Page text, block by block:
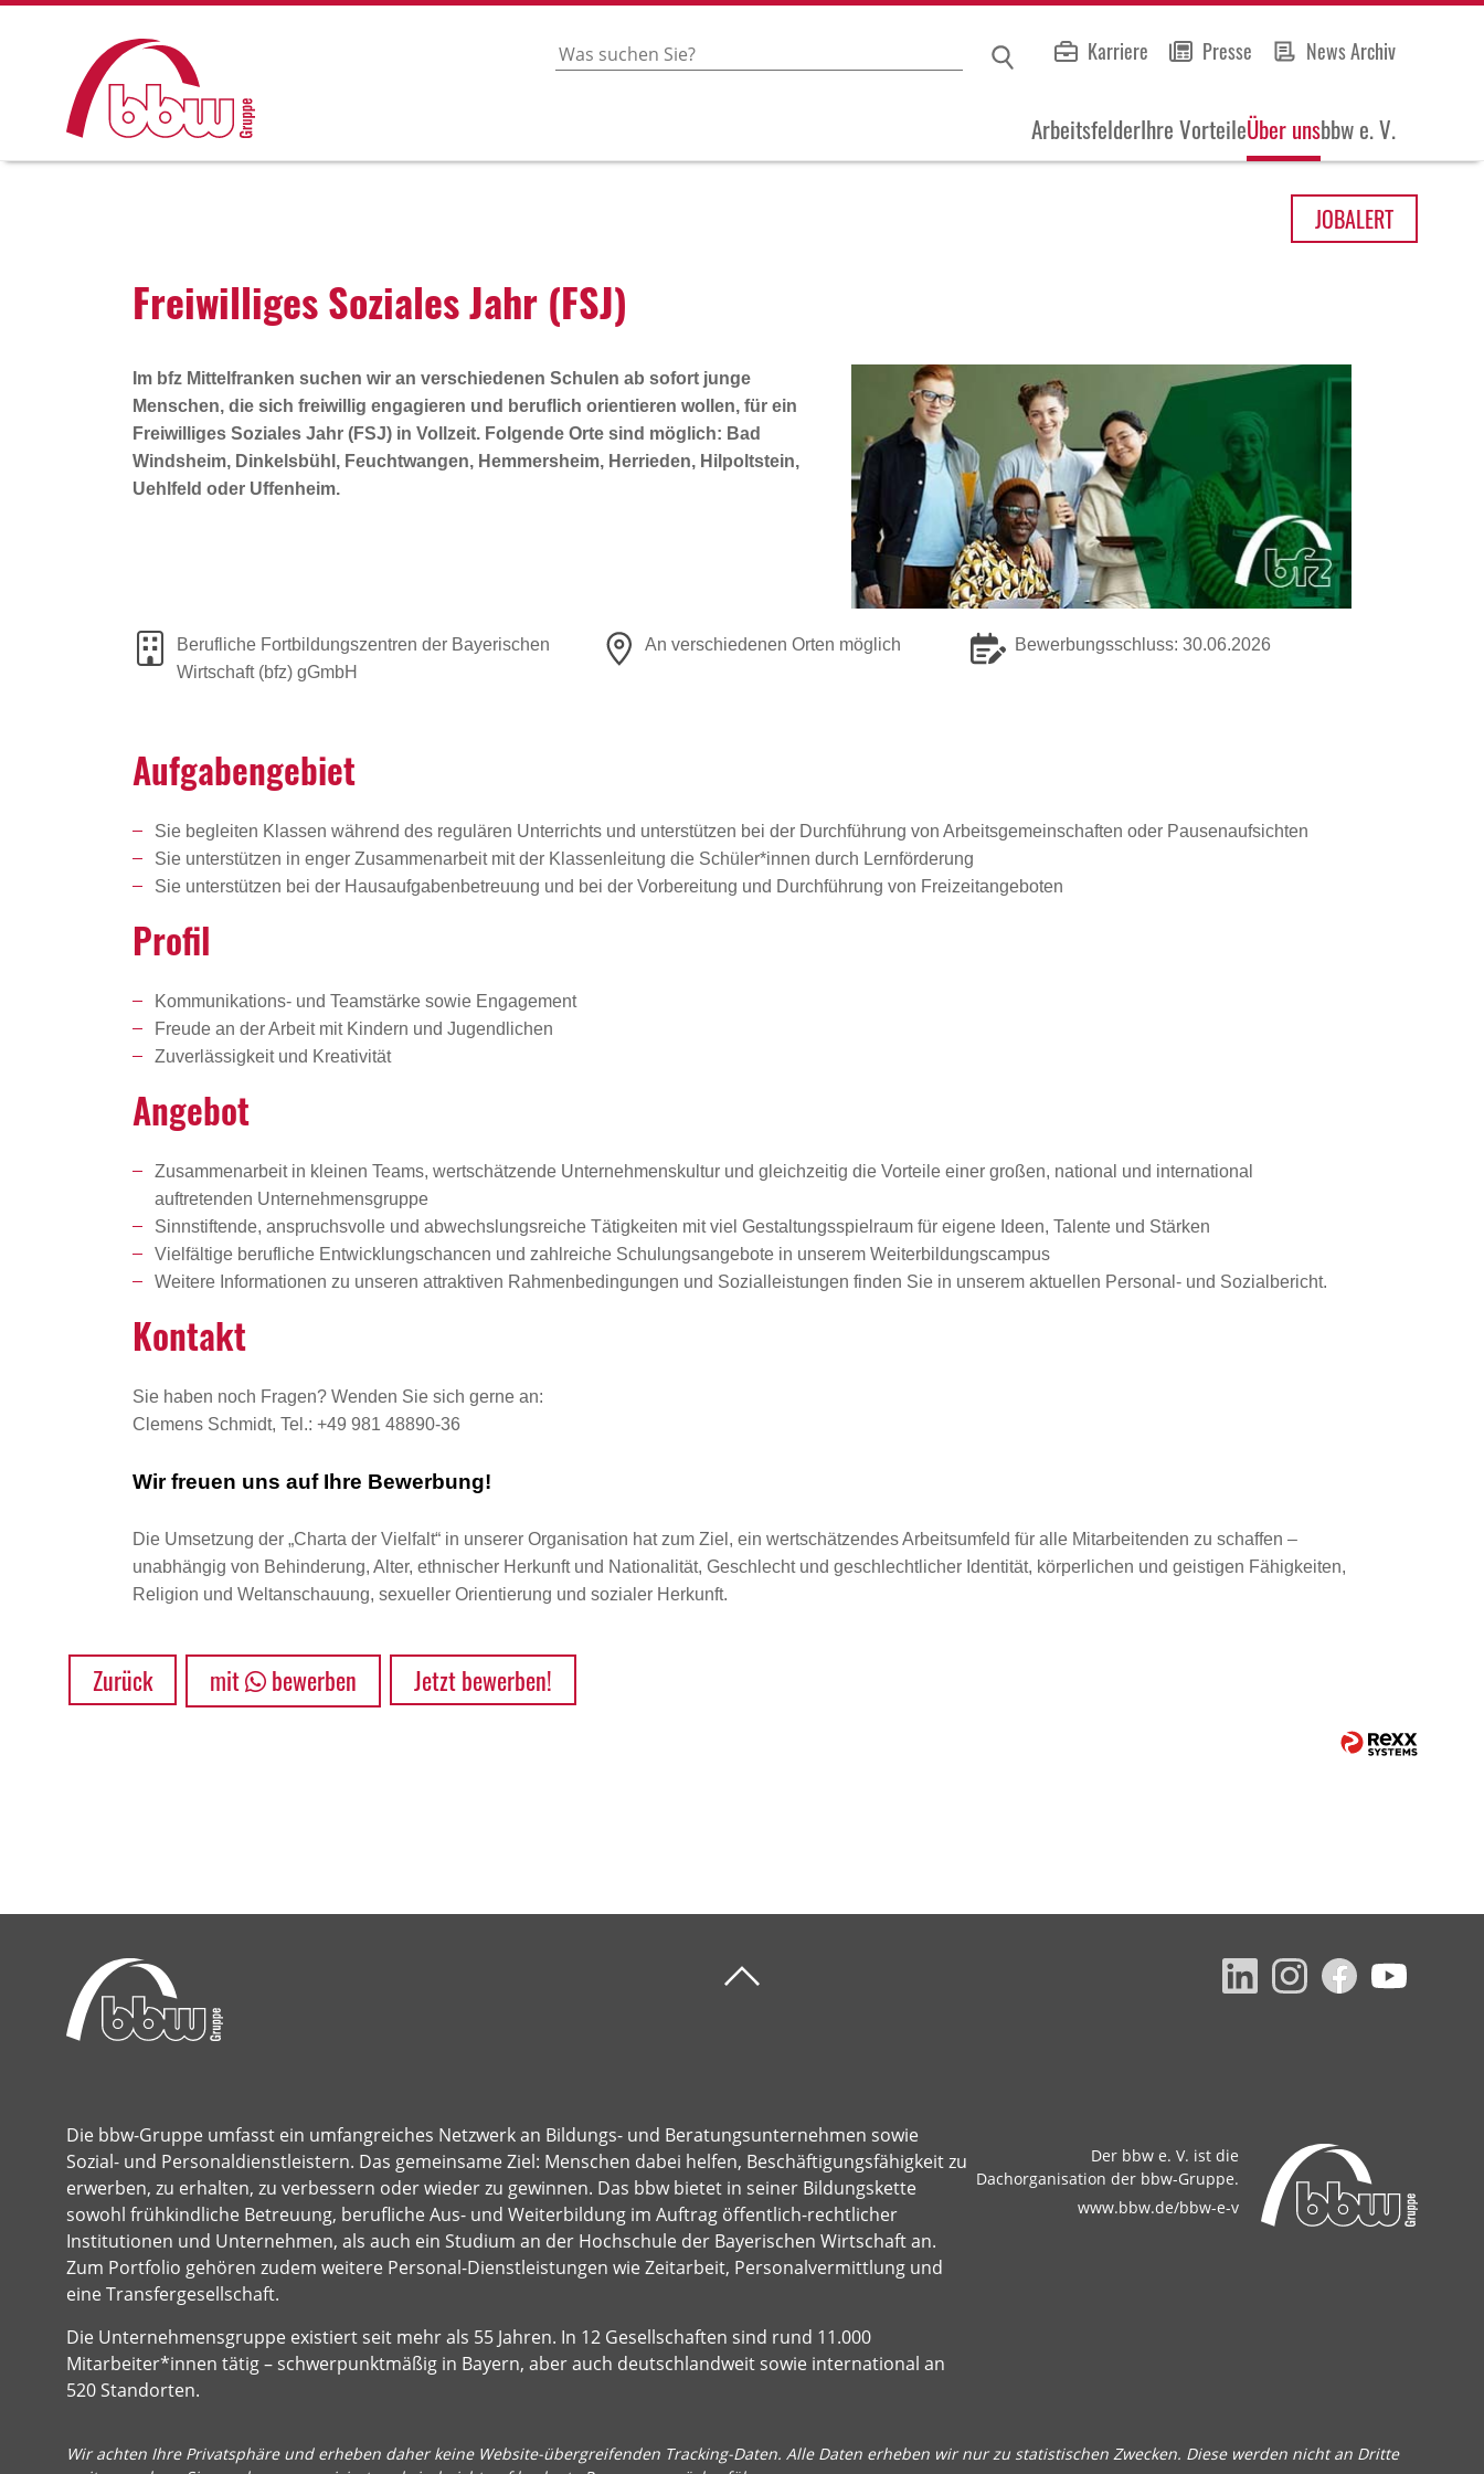
Karriere Presse News Archiv
ArbeitsfelderIhre VorteileÜber unsbbw e. V.
JOBALERT
Frei­wil­liges Sozi­ales Jahr (FSJ)
Im bfz Mittelfranken suchen wir an verschiedenen Schulen ab sofort junge
Menschen, die sich freiwillig engagieren und beruflich orientieren wollen, für ein
Freiwilliges Soziales Jahr (FSJ) in Vollzeit. Folgende Orte sind möglich: Bad
Windsheim, Dinkelsbühl, Feuchtwangen, Hemmersheim, Herrieden, Hilpoltstein,
Uehlfeld oder Uffenheim.
Berufliche Fortbildungszentren der Bayerischen
Wirtschaft (bfz) gGmbH
An verschiedenen Orten möglich Bewerbungsschluss: 30.06.2026
Aufga­ben­ge­biet
Sie begleiten Klassen während des regulären Unterrichts und unterstützen bei der Durchführung von Arbeitsgemeinschaften oder Pausenaufsichten
Sie unterstützen in enger Zusammenarbeit mit der Klassenleitung die Schüler*innen durch Lernförderung
Sie unterstützen bei der Hausaufgabenbetreuung und bei der Vorbereitung und Durchführung von Freizeitangeboten
Profil
Kommunikations- und Teamstärke sowie Engagement
Freude an der Arbeit mit Kindern und Jugendlichen
Zuverlässigkeit und Kreativität
Angebot
Zusammenarbeit in kleinen Teams, wertschätzende Unternehmenskultur und gleichzeitig die Vorteile einer großen, national und international
auftretenden Unternehmensgruppe
Sinnstiftende, anspruchsvolle und abwechslungsreiche Tätigkeiten mit viel Gestaltungsspielraum für eigene Ideen, Talente und Stärken
Vielfältige berufliche Entwicklungschancen und zahlreiche Schulungsangebote in unserem Weiterbildungscampus
Weitere Informationen zu unseren attraktiven Rahmenbedingungen und Sozialleistungen finden Sie in unserem aktuellen Personal- und Sozialbericht.
Kontakt
Sie haben noch Fragen? Wenden Sie sich gerne an:
Clemens Schmidt, Tel.: +49 981 48890-36
Wir freuen uns auf Ihre Bewerbung!
Die Umsetzung der „Charta der Vielfalt“ in unserer Organisation hat zum Ziel, ein wertschätzendes Arbeitsumfeld für alle Mitarbeitenden zu schaffen –
unabhängig von Behinderung, Alter, ethnischer Herkunft und Nationalität, Geschlecht und geschlechtlicher Identität, körperlichen und geistigen Fähigkeiten,
Religion und Weltanschauung, sexueller Orientierung und sozialer Herkunft.
Zurück mit bewerben Jetzt bewerben!
Die bbw-Gruppe umfasst ein umfangreiches Netzwerk an Bildungs- und Beratungsunternehmen sowie
Sozial- und Personaldienstleistern. Das gemeinsame Ziel: Menschen dabei helfen, Beschäftigungsfähigkeit zu
erwerben, zu erhalten, zu verbessern oder wieder zu gewinnen. Das bbw bietet in seiner Bildungskette
sowohl frühkindliche Betreuung, berufliche Aus- und Weiterbildung im Auftrag öffentlich-rechtlicher
Institutionen und Unternehmen, als auch ein Studium an der Hochschule der Bayerischen Wirtschaft an.
Zum Portfolio gehören zudem weitere Personal-Dienstleistungen wie Zeitarbeit, Personalvermittlung und
eine Transfergesellschaft.
Die Unternehmensgruppe existiert seit mehr als 55 Jahren. In 12 Gesellschaften sind rund 11.000
Mitarbeiter*innen tätig – schwerpunktmäßig in Bayern, aber auch deutschlandweit sowie international an
520 Standorten.
Der bbw e. V. ist die
Dachorganisation der bbw-Gruppe.
www.bbw.de/bbw-e-v
Wir achten Ihre Privatsphäre und erheben daher keine Website-übergreifenden Tracking-Daten. Alle Daten erheben wir nur zu statistischen Zwecken. Diese werden nicht an Dritte